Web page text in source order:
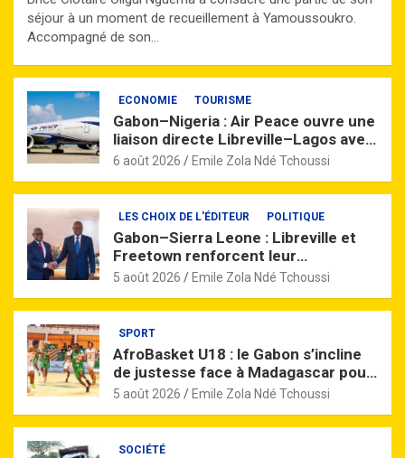
séjour à un moment de recueillement à Yamoussoukro.
Accompagné de son…
ECONOMIE TOURISME
Gabon–Nigeria : Air Peace ouvre une
liaison directe Libreville–Lagos avec
quatre vols par semaine
6 août 2026 Emile Zola Ndé Tchoussi
LES CHOIX DE L'ÉDITEUR POLITIQUE
Gabon–Sierra Leone : Libreville et
Freetown renforcent leur
partenariat à travers un vaste
5 août 2026 Emile Zola Ndé Tchoussi
SPORT
AfroBasket U18 : le Gabon s’incline
de justesse face à Madagascar pour
son entrée en lice
5 août 2026 Emile Zola Ndé Tchoussi
SOCIÉTÉ